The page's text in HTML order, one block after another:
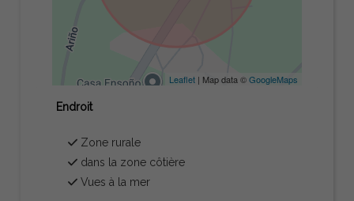
Leaflet| Map data ©GoogleMaps
Endroit
Zone rurale
dans la zone côtière
Vues à la mer